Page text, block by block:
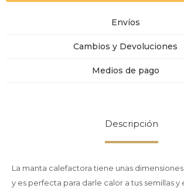
Envíos
Cambios y Devoluciones
Medios de pago
Descripción
La manta calefactora tiene unas dimensiones
y es perfecta para darle calor a tus semillas y